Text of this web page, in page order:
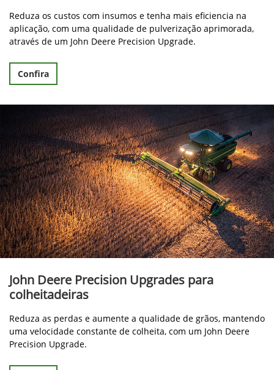
Reduza os custos com insumos e tenha mais eficiencia na
aplicação, com uma qualidade de pulverização aprimorada,
através de um John Deere Precision Upgrade.
Confira
John Deere Precision Upgrades para
colheitadeiras
Reduza as perdas e aumente a qualidade de grãos, mantendo
uma velocidade constante de colheita, com um John Deere
Precision Upgrade.